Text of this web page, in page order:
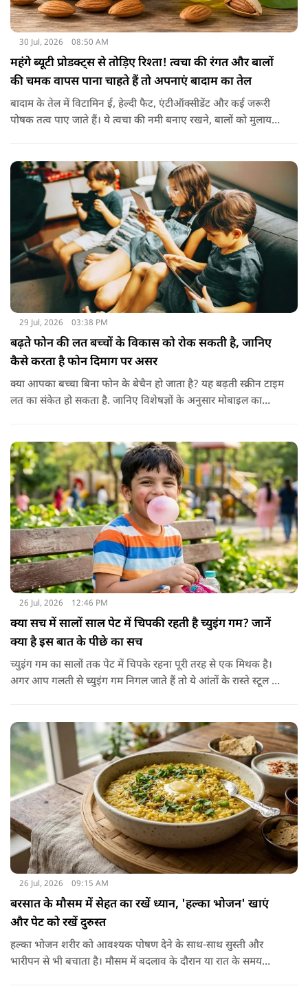
30 Jul, 2026 08:50 AM
महंगे ब्यूटी प्रोडक्ट्स से तोड़िए रिश्ता! त्वचा की रंगत और बालों
की चमक वापस पाना चाहते हैं तो अपनाएं बादाम का तेल
बादाम के तेल में विटामिन ई, हेल्दी फैट, एंटीऑक्सीडेंट और कई जरूरी
पोषक तत्व पाए जाते हैं। ये त्वचा की नमी बनाए रखने, बालों को मुलायम
पहले से ज्यादा मुलायम महसूस होते हैं। कुछ लोग बादाम के तेल को जैतून
के तेल के साथ मिलाकर भी इस्तेमाल करते हैं। इससे बालों की देखभाल
बेहतर तरीके से होती है। हालांकि अगर बाल बहुत ज्यादा झड़ रहे हों, तो
पहले त्वचा विशेषज्ञ से सलाह लेना जरूरी है।
29 Jul, 2026 03:38 PM
बढ़ते फोन की लत बच्चों के विकास को रोक सकती है, जानिए
कैसे करता है फोन दिमाग पर असर
क्या आपका बच्चा बिना फोन के बेचैन हो जाता है? यह बढ़ती स्क्रीन टाइम
लत का संकेत हो सकता है. जानिए विशेषज्ञों के अनुसार मोबाइल का
26 Jul, 2026 12:46 PM
क्या सच में सालों साल पेट में चिपकी रहती है च्युइंग गम? जानें
क्या है इस बात के पीछे का सच
च्युइंग गम का सालों तक पेट में चिपके रहना पूरी तरह से एक मिथक है।
अगर आप गलती से च्युइंग गम निगल जाते हैं तो ये आंतों के रास्ते स्टूल में
नहीं बनाता जो इसे तोड़ सके या पचा सके।
26 Jul, 2026 09:15 AM
बरसात के मौसम में सेहत का रखें ध्यान, 'हल्का भोजन' खाएं
और पेट को रखें दुरुस्त
हल्का भोजन शरीर को आवश्यक पोषण देने के साथ-साथ सुस्ती और
भारीपन से भी बचाता है। मौसम में बदलाव के दौरान या रात के समय